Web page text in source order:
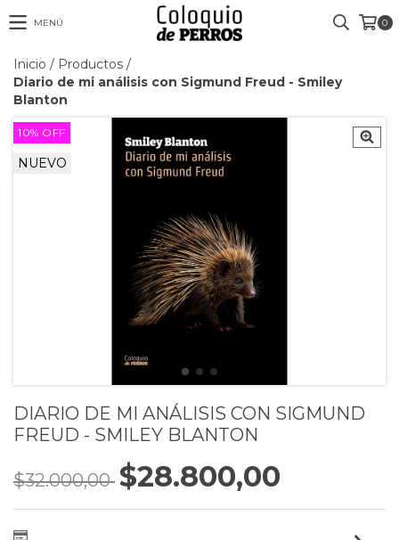
MENÚ 0
Inicio / Productos /
Diario de mi análisis con Sigmund Freud - Smiley
Blanton
10% OFF
NUEVO
DIARIO DE MI ANÁLISIS CON SIGMUND
FREUD - SMILEY BLANTON
$32.000,00 $28.800,00